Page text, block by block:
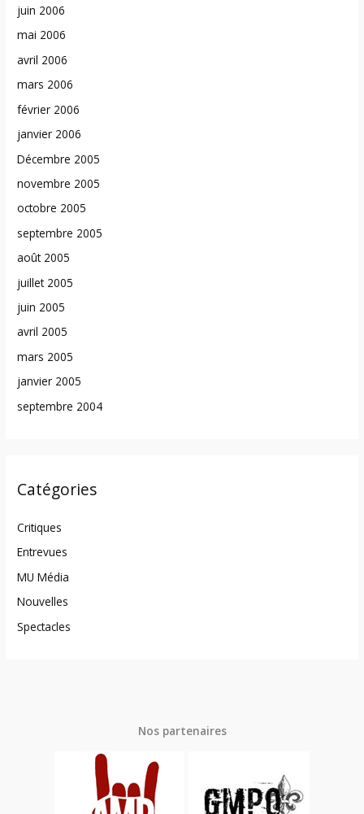
juin 2006
mai 2006
avril 2006
mars 2006
février 2006
janvier 2006
Décembre 2005
novembre 2005
octobre 2005
septembre 2005
août 2005
juillet 2005
juin 2005
avril 2005
mars 2005
janvier 2005
septembre 2004
Catégories
Critiques
Entrevues
MU Média
Nouvelles
Spectacles
Nos partenaires